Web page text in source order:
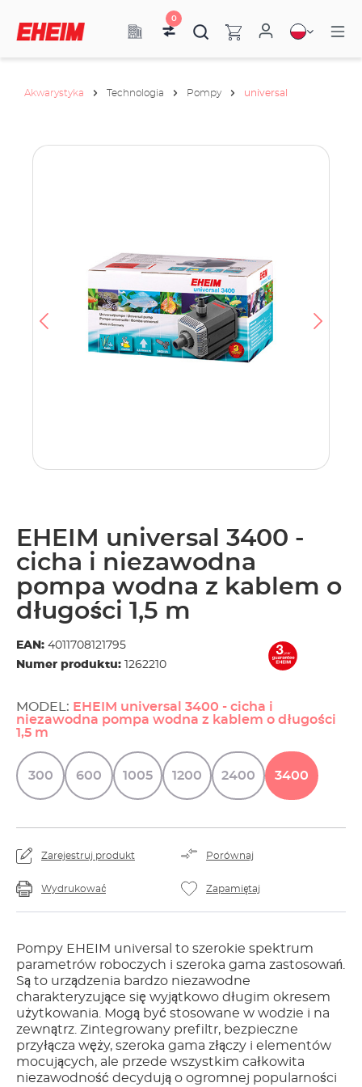
0
Akwarystyka Technologia Pompy universal
EHEIM universal 3400 -
cicha i niezawodna
pompa wodna z kablem o
długości 1,5 m
EAN: 4011708121795
Numer produktu:
1262210
MODEL: EHEIM universal 3400 - cicha i
niezawodna pompa wodna z kablem o długości
1,5 m
300 600 1005 1200 2400 3400
Zarejestruj produkt Porównaj
Wydrukować Zapamiętaj
Pompy EHEIM universal to szerokie spektrum
parametrów roboczych i szeroka gama zastosowań.
Są to urządzenia bardzo niezawodne
charakteryzujące się wyjątkowo długim okresem
użytkowania. Mogą być stosowane w wodzie i na
zewnątrz. Zintegrowany prefiltr, bezpieczne
przyłącza węży, szeroka gama złączy i elementów
mocujących, ale przede wszystkim całkowita
niezawodność decydują o ogromnej popularności